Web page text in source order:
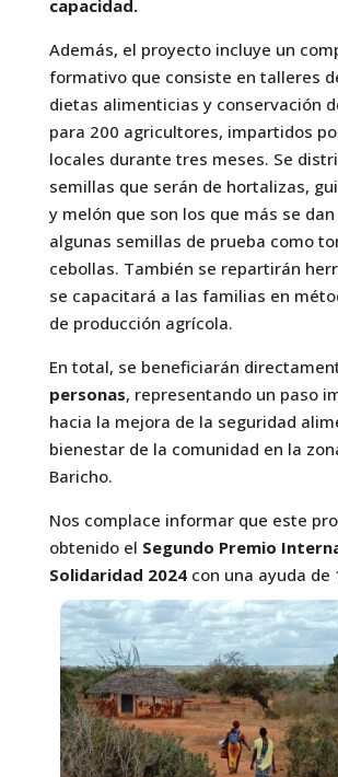
capacidad.
Además, el proyecto incluye un
formativo que consiste en talleres
dietas alimenticias y conservación
para 200 agricultores, impartidos
locales durante tres meses. Se
semillas que serán de hortalizas,
y melón que son los que más se
algunas semillas de prueba como
cebollas. También se repartirán
se capacitará a las familias en
de producción agrícola.
En total, se beneficiarán
personas, representando un paso
hacia la mejora de la seguridad
bienestar de la comunidad en la
Baricho.
Nos complace informar que este
obtenido el Segundo Premio
Solidaridad 2024 con una ayuda de